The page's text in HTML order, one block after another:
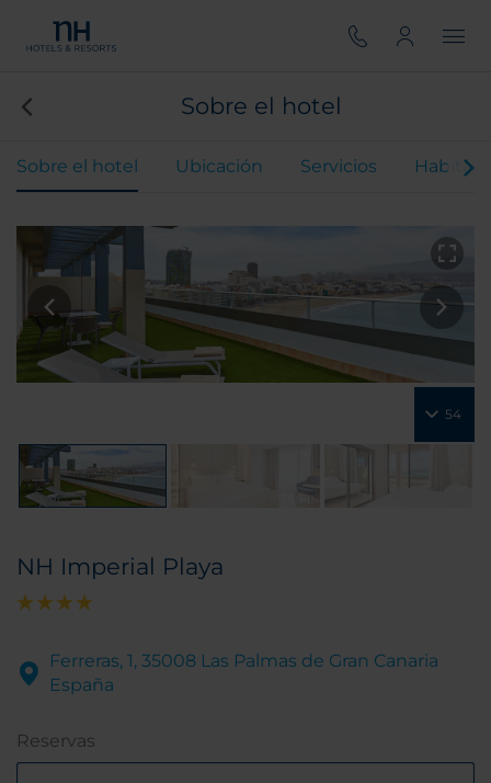
Sobre el hotel
Sobre el hotel Ubicación Servicios
54
NH Imperial Playa
Ferreras, 1, 35008 Las Palmas de Gran Canaria
España
Reservas